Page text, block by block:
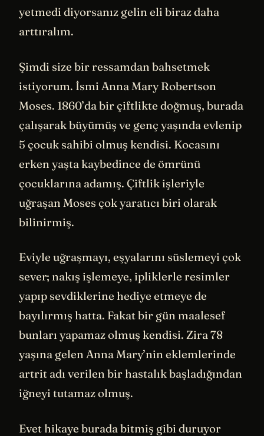
yetmedi diyorsanız gelin eli biraz daha
arttıralım.
Şimdi size bir ressamdan bahsetmek
istiyorum. İsmi Anna Mary Robertson
Moses. 1860’da bir çiftlikte doğmuş, burada
çalışarak büyümüş ve genç yaşında evlenip
5 çocuk sahibi olmuş kendisi. Kocasını
erken yaşta kaybedince de ömrünü
çocuklarına adamış. Çiftlik işleriyle
uğraşan Moses çok yaratıcı biri olarak
bilinirmiş.
Eviyle uğraşmayı, eşyalarını süslemeyi çok
sever; nakış işlemeye, ipliklerle resimler
yapıp sevdiklerine hediye etmeye de
bayılırmış hatta. Fakat bir gün maalesef
bunları yapamaz olmuş kendisi. Zira 78
yaşına gelen Anna Mary’nin eklemlerinde
artrit adı verilen bir hastalık başladığından
iğneyi tutamaz olmuş.
Evet hikaye burada bitmiş gibi duruyor